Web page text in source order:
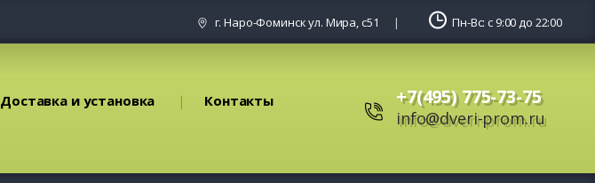
г. Наро-Фоминск ул. Мира, с51 Пн-Вс: с 9:00 до 22:00
Доставка и установка Контакты +7(495) 775-73-75
info@dveri-prom.ru